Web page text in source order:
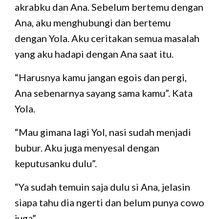
akrabku dan Ana. Sebelum bertemu dengan
Ana, aku menghubungi dan bertemu
dengan Yola. Aku ceritakan semua masalah
yang aku hadapi dengan Ana saat itu.
“Harusnya kamu jangan egois dan pergi,
Ana sebenarnya sayang sama kamu”. Kata
Yola.
“Mau gimana lagi Yol, nasi sudah menjadi
bubur. Aku juga menyesal dengan
keputusanku dulu”.
“Ya sudah temuin saja dulu si Ana, jelasin
siapa tahu dia ngerti dan belum punya cowo